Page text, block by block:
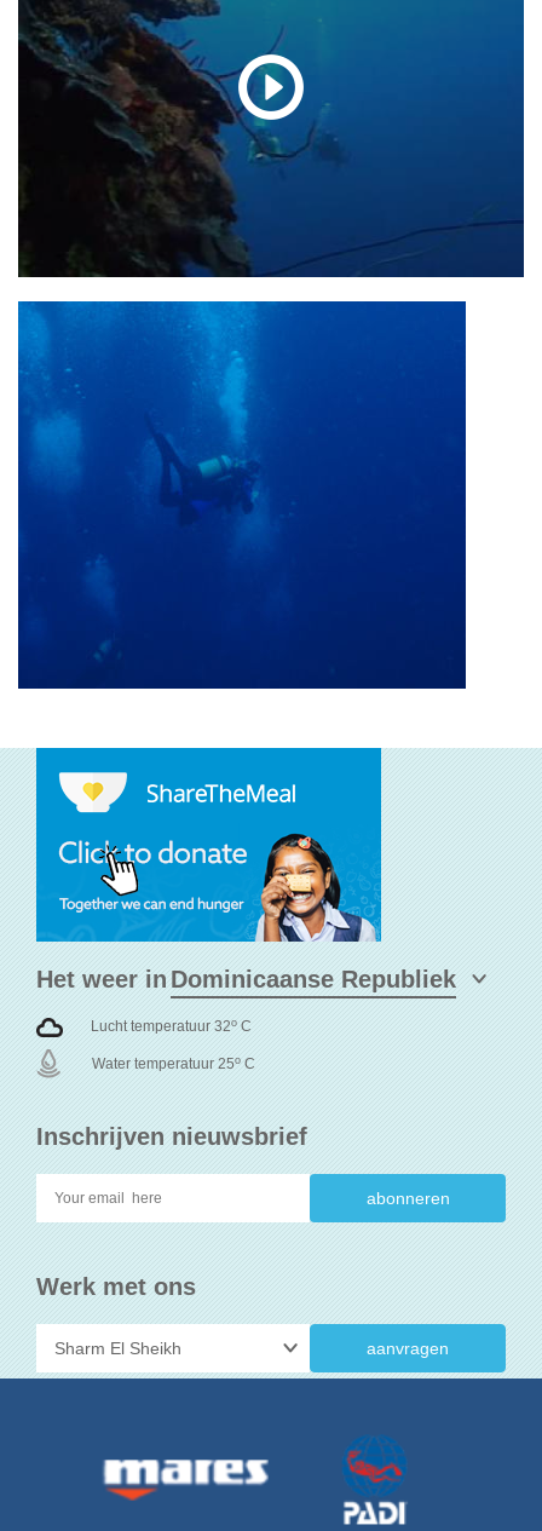
Inschrijven nieuwsbrief
Werk met ons
aanvragen
Het weer in
Lucht temperatuur 32o C
Water temperatuur 25o C